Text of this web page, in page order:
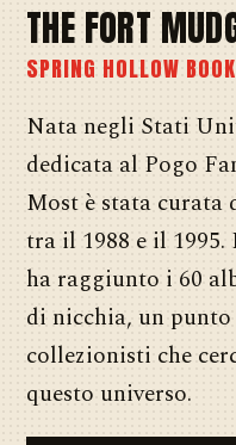
THE FORT
SPRING HOLLOW
Nata negli Stati
dedicata al Pogo
Most è stata
tra il 1988 e il
ha raggiunto i 60
di nicchia, un
collezionisti che
questo universo.